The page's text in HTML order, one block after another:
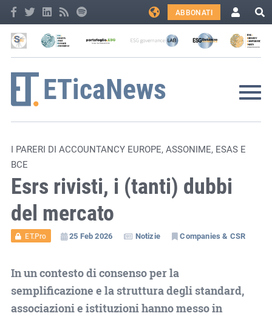
ABBONATI
I PARERI DI ACCOUNTANCY EUROPE, ASSONIME, ESAS E
BCE
Esrs rivisti, i (tanti) dubbi
del mercato
ET.Pro 25 Feb 2026 Notizie Companies & CSR
In un contesto di consenso per la
semplificazione e la struttura degli standard,
associazioni e istituzioni hanno messo in